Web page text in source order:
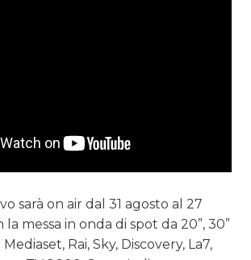
sarà on air dal 31 agosto al 27
messa in onda di spot da 20”, 30”
Rai, Sky, Discovery, La7,